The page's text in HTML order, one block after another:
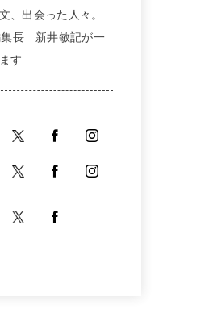
、出会った人々。
集長 新井敏記が一
す